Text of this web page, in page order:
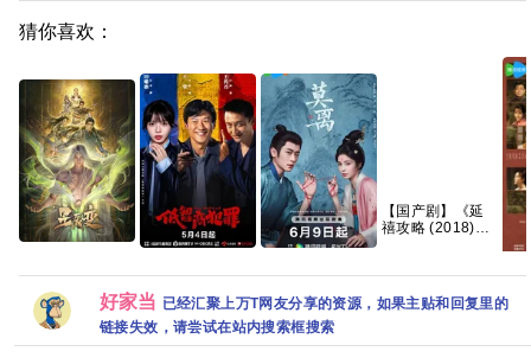
猜你喜欢：
播【更04集】
【4K国字】网盘
资源
(2026) 擒贼
记/4K 60.50FPS
S01杜比音效
HDR HiveWeb/
内嵌简中字幕/
HDR SDR DV杜
比视界 高码率
FLAC2.0&DDP2.0&HIFI
5Audio 简中字幕
白鹿/丞磊【单集1
【国产剧】《延
禧攻略 (2018)》
【124G】
主
【
字
好家当 已经汇聚上万T网友分享的资源，如果主贴和回复里的
链接失效，请尝试在站内搜索框搜索